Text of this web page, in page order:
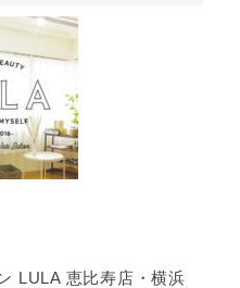
LULA 恵比寿店・横浜